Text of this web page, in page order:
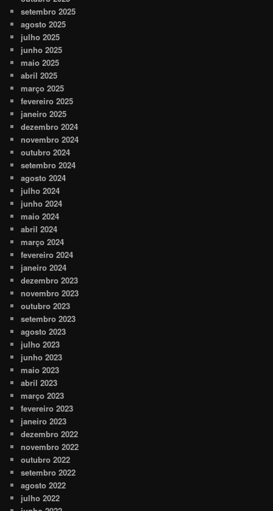
setembro 2025
agosto 2025
julho 2025
junho 2025
maio 2025
abril 2025
março 2025
fevereiro 2025
janeiro 2025
dezembro 2024
novembro 2024
outubro 2024
setembro 2024
agosto 2024
julho 2024
junho 2024
maio 2024
abril 2024
março 2024
fevereiro 2024
janeiro 2024
dezembro 2023
novembro 2023
outubro 2023
setembro 2023
agosto 2023
julho 2023
junho 2023
maio 2023
abril 2023
março 2023
fevereiro 2023
janeiro 2023
dezembro 2022
novembro 2022
outubro 2022
setembro 2022
agosto 2022
julho 2022